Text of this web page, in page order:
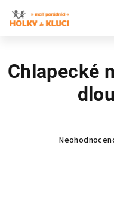
obsah
Chlapecké
Průměrné